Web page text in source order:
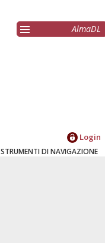
AlmaDL
Login
STRUMENTI DI NAVIGAZIONE